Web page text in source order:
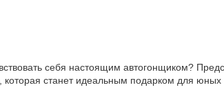
себя настоящим автогонщиком?
станет идеальным подарком для юных